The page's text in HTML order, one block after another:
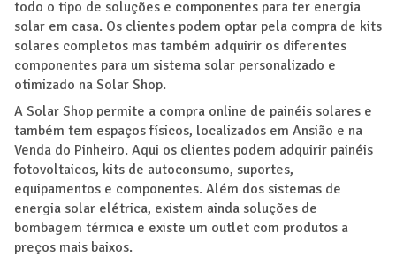
todo o tipo de soluções e componentes para ter energia
solar em casa. Os clientes podem optar pela compra de kits
solares completos mas também adquirir os diferentes
componentes para um sistema solar personalizado e
otimizado na Solar Shop.
A Solar Shop permite a compra online de painéis solares e
também tem espaços físicos, localizados em Ansião e na
Venda do Pinheiro. Aqui os clientes podem adquirir painéis
fotovoltaicos, kits de autoconsumo, suportes,
equipamentos e componentes. Além dos sistemas de
energia solar elétrica, existem ainda soluções de
bombagem térmica e existe um outlet com produtos a
preços mais baixos.